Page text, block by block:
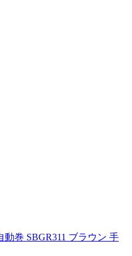
巻 SBGR311 ブラウン 手